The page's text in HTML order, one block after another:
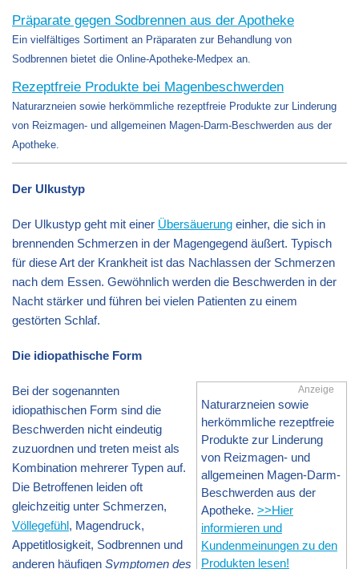
Präparate gegen Sodbrennen aus der Apotheke
Ein vielfältiges Sortiment an Präparaten zur Behandlung von
Sodbrennen bietet die Online-Apotheke-Medpex an.
Rezeptfreie Produkte bei Magenbeschwerden
Naturarzneien sowie herkömmliche rezeptfreie Produkte zur Linderung
von Reizmagen- und allgemeinen Magen-Darm-Beschwerden aus der
Apotheke.
Der Ulkustyp
Der Ulkustyp geht mit einer Übersäuerung einher, die sich in
brennenden Schmerzen in der Magengegend äußert. Typisch
für diese Art der Krankheit ist das Nachlassen der Schmerzen
nach dem Essen. Gewöhnlich werden die Beschwerden in der
Nacht stärker und führen bei vielen Patienten zu einem
gestörten Schlaf.
Die idiopathische Form
Anzeige
Naturarzneien sowie
herkömmliche rezeptfreie
Produkte zur Linderung
von Reizmagen- und
allgemeinen Magen-Darm-
Beschwerden aus der
Apotheke. >>Hier
informieren und
Kundenmeinungen zu den
Produkten lesen!
Bei der sogenannten
idiopathischen Form sind die
Beschwerden nicht eindeutig
zuzuordnen und treten meist als
Kombination mehrerer Typen auf.
Die Betroffenen leiden oft
gleichzeitig unter Schmerzen,
Völlegefühl, Magendruck,
Appetitlosigkeit, Sodbrennen und
anderen häufigen Symptomen des